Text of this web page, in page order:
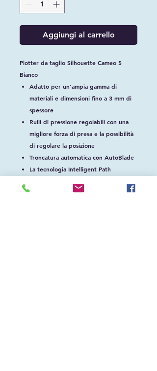
Aggiungi al carrello
Plotter da taglio Silhouette Cameo 5
Bianco
Adatto per un'ampia gamma di
materiali e dimensioni fino a 3 mm di
spessore
Rulli di pressione regolabili con una
migliore forza di presa e la possibilità
di regolare la posizione
Troncatura automatica con AutoBlade
La tecnologia Intelligent Path
sottile e facilita i tagli multistrato